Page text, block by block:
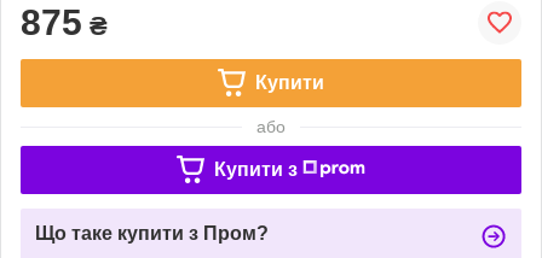
875 ₴
Купити
або
Купити з
Що таке купити з Пром?